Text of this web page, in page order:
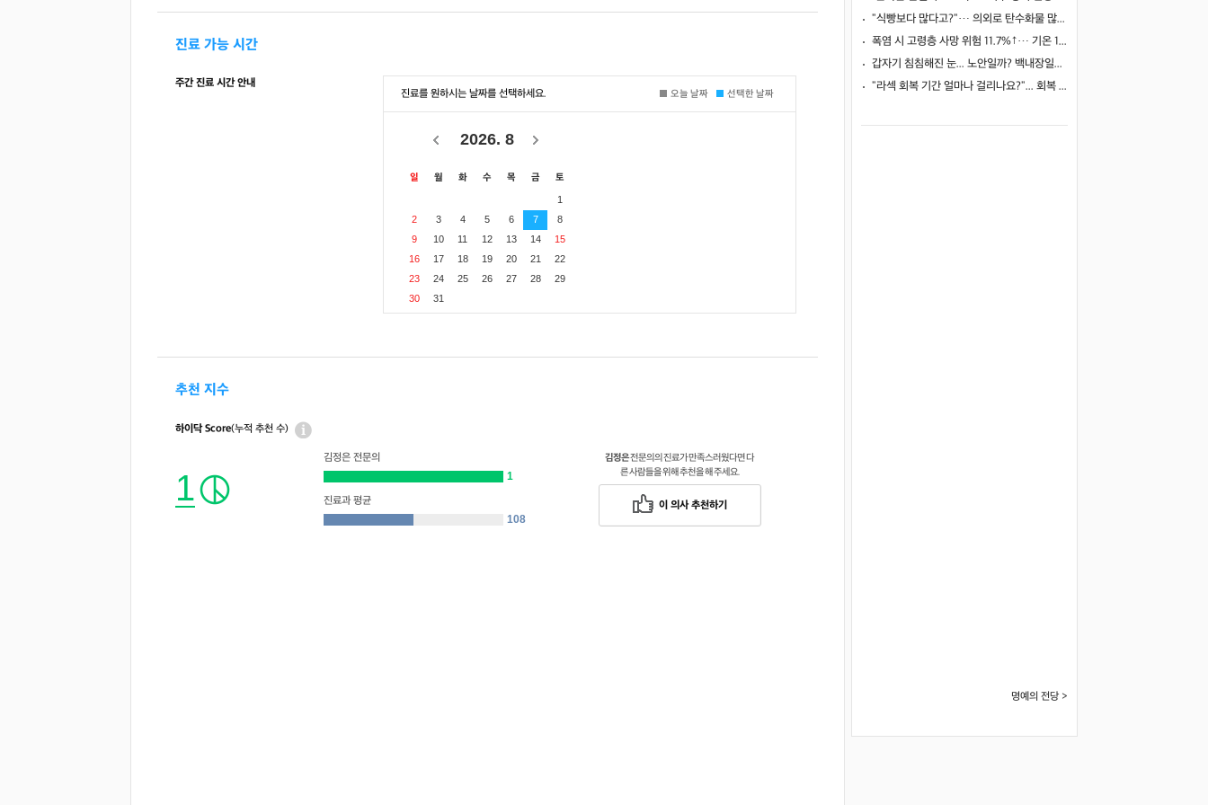
진료 가능 시간
주간 진료 시간 안내
진료를 원하시는 날짜를 선택하세요.
오늘 날짜 선택한 날짜
2026. 8
일 월 화 수 목 금 토
1
2
3 4 5 6 7
8
9
10 11 12 13 14
15
16
17 18 19 20 21
22
23
24 25 26 27 28
29
30
31
추천 지수
하이닥 Score(누적 추천 수)
1
김정은 전문의
1
진료과 평균
108
김정은전문의의 진료가 만족스러웠다면 다
른 사람들을 위해 추천을 해 주세요.
이 의사 추천하기
"식빵보다 많다고?"… 의외로 탄수화물 많은 식품 4
폭염 시 고령층 사망 위험 11.7%↑… 기온 1도 오를 때마다 위험 높아져
갑자기 침침해진 눈... 노안일까? 백내장일까?
"라섹 회복 기간 얼마나 걸리나요?"... 회복 과정과 일상 복귀 시점
명예의 전당 >